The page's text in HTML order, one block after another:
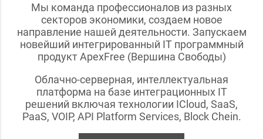
Мы команда профессионалов из разных
секторов экономики, создаем новое
направление нашей деятельности. Запускаем
новейший интегрированный IT программный
продукт ApexFree (Вершина Свободы)
Облачно-серверная, интеллектуальная
платформа на базе интеграционных IT
решений включая технологии ICloud, SaaS,
PaaS, VOIP, API Platform Services, Block Chein.